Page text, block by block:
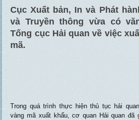
Cục Xuất bản, In và Phát
và Truyền thông vừa có
Tống cục Hải quan về việc
mã.
Trong quá trình thực hiện thủ tục hải
vàng mã xuất khẩu, cơ quan Hải quan đã